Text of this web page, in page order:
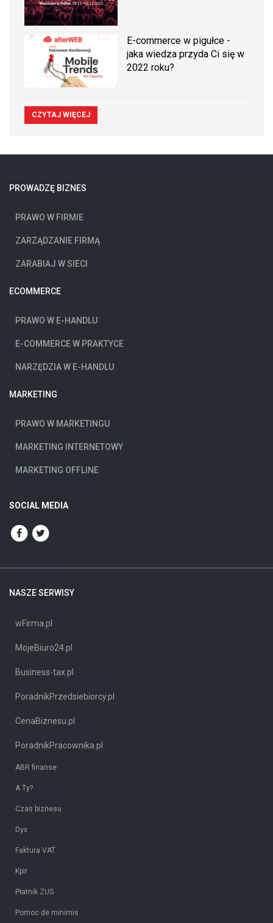
E-commerce w pigułce -
jaka wiedza przyda Ci się w
2022 roku?
CZYTAJ WIĘCEJ
PROWADZĘ BIZNES
PRAWO W FIRMIE
ZARZĄDZANIE FIRMĄ
ZARABIAJ W SIECI
ECOMMERCE
PRAWO W E-HANDLU
E-COMMERCE W PRAKTYCE
NARZĘDZIA W E-HANDLU
MARKETING
PRAWO W MARKETINGU
MARKETING INTERNETOWY
MARKETING OFFLINE
SOCIAL MEDIA
NASZE SERWISY
wFirma.pl
MojeBiuro24.pl
Business-tax.pl
PoradnikPrzedsiebiorcy.pl
CenaBiznesu.pl
PoradnikPracownika.pl
ABR finanse
A Ty?
Czas biznesu
Dyx
Faktura VAT
Kpir
Płatnik ZUS
Pomoc de minimis